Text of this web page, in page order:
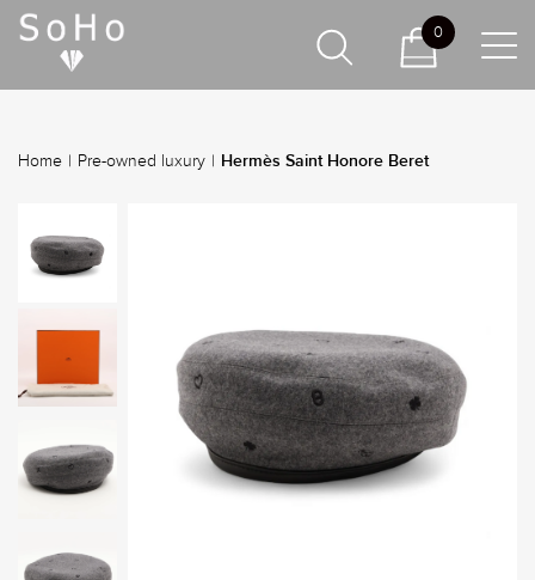
Home | Pre-owned luxury | Hermès Saint Honore Beret
0